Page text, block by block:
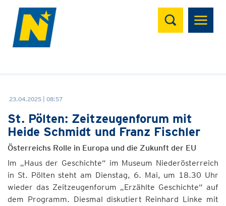
Suchen
23.04.2025 | 08:57
St. Pölten: Zeitzeugenforum mit
Heide Schmidt und Franz Fischler
Österreichs Rolle in Europa und die Zukunft der EU
Im „Haus der Geschichte“ im Museum Niederösterreich
in St. Pölten steht am Dienstag, 6. Mai, um 18.30 Uhr
wieder das Zeitzeugenforum „Erzählte Geschichte“ auf
dem Programm. Diesmal diskutiert Reinhard Linke mit